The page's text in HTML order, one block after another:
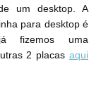
um desktop. A
para desktop é
fizemos uma
2 placas aqui